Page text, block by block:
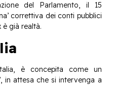
consigliate.
del Parlamento, il 15
correttiva dei conti pubblici
è già realtà.
è concepita come un
in attesa che si intervenga a